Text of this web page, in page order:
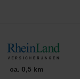
ca. 0,5 km